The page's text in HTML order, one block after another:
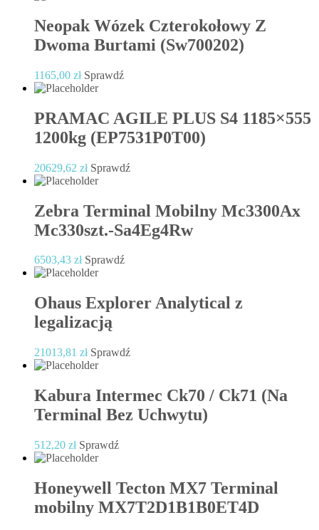
Neopak Wózek Czterokołowy Z
Dwoma Burtami (Sw700202)
1165,00 zł Sprawdź
PRAMAC AGILE PLUS S4 1185×555
1200kg (EP7531P0T00)
20629,62 zł Sprawdź
Zebra Terminal Mobilny Mc3300Ax
Mc330szt.-Sa4Eg4Rw
6503,43 zł Sprawdź
Ohaus Explorer Analytical z
legalizacją
21013,81 zł Sprawdź
Kabura Intermec Ck70 / Ck71 (Na
Terminal Bez Uchwytu)
512,20 zł Sprawdź
Honeywell Tecton MX7 Terminal
mobilny MX7T2D1B1B0ET4D